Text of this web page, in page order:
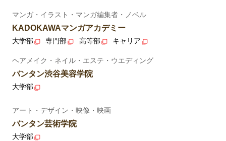
マンガ・イラスト・マンガ編集者・ノベル
KADOKAWAマンガアカデミー
大学部 専門部 高等部 キャリア
ヘアメイク・ネイル・エステ・ウエディング
バンタン渋谷美容学院
大学部
アート・デザイン・映像・映画
バンタン芸術学院
大学部